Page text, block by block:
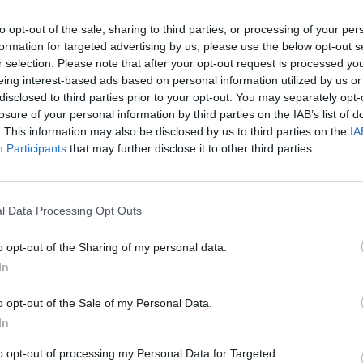
opt-out of the sale, sharing to third parties, or processing of your
for targeted advertising by us, please use the below opt-out
selection. Please note that after your opt-out request is processed
interest-based ads based on personal information utilized by us
to third parties prior to your opt-out. You may separately
of your personal information by third parties on the IAB’s list of
This information may also be disclosed by us to third parties on the
Participants that may further disclose it to other third parties.
Data Processing Opt Outs
opt-out of the Sharing of my personal data.
opt-out of the Sale of my Personal Data.
opt-out of processing my Personal Data for Targeted
una casa e ho avuto bisogno di aiuto,
una mano. E voglio chiedergli scusa se
offeso dai miei toni in alcune interviste,
della frattura di quel momento. Io
un linguaggio iperbolico e sferzante.
che tornassimo sul palco insieme", ha
Fanpage.it.
Fiorello lancia il nuovo
tutti e regnerà anche in
politica